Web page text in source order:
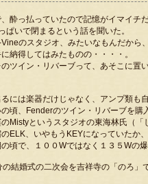
酔っ払っていたので記憶がイマイチ
ぱいで閉まるという話を聞いた。
のスタジオ、みたいなもんだから
納得してはみたものの・・・・。
ツイン・リバーブって、あそこに置
には楽器だけじゃなく、アンプ類も
頃、Fenderのツイン・リバーブを購
Mistyというスタジオの東海林氏（
ELK、いやもうKEYになっていたか
頃で、１００Wではなく１３５Wの
結婚式の二次会を吉祥寺の「のろ